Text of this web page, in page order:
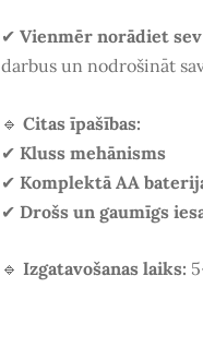
✔ Vienmēr norādiet
darbus un nodrošināt
🔹 Citas īpašības:
✔ Kluss mehānisms
✔ Komplektā AA
✔ Drošs un gaumīgs
🔹 Izgatavošanas laiks: